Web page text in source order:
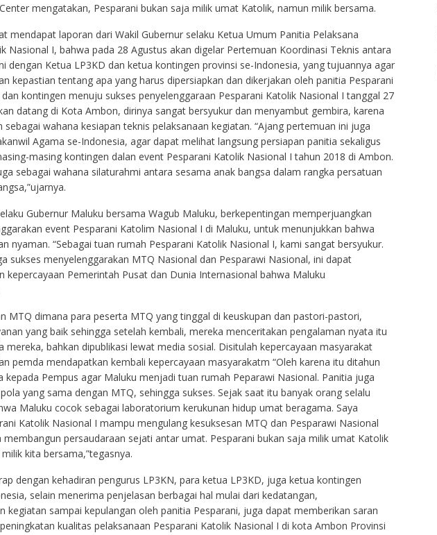
mengatakan, Pesparani bukan saja milik umat Katolik, namun milik bersama.
mendapat laporan dari Wakil Gubernur selaku Ketua Umum Panitia Pelaksana
Nasional I, bahwa pada 28 Agustus akan digelar Pertemuan Koordinasi Teknis antara
dengan Ketua LP3KD dan ketua kontingen provinsi se-Indonesia, yang tujuannya agar
kepastian tentang apa yang harus dipersiapkan dan dikerjakan oleh panitia Pesparani
kontingen menuju sukses penyelenggaraan Pesparani Katolik Nasional I tanggal 27
datang di Kota Ambon, dirinya sangat bersyukur dan menyambut gembira, karena
sebagai wahana kesiapan teknis pelaksanaan kegiatan. “Ajang pertemuan ini juga
Agama se-Indonesia, agar dapat melihat langsung persiapan panitia sekaligus
masing kontingen dalan event Pesparani Katolik Nasional I tahun 2018 di Ambon.
sebagai wahana silaturahmi antara sesama anak bangsa dalam rangka persatuan
Gubernur Maluku bersama Wagub Maluku, berkepentingan memperjuangkan
event Pesparani Katolim Nasional I di Maluku, untuk menunjukkan bahwa
nyaman. “Sebagai tuan rumah Pesparani Katolik Nasional I, kami sangat bersyukur.
sukses menyelenggarakan MTQ Nasional dan Pesparawi Nasional, ini dapat
kepercayaan Pemerintah Pusat dan Dunia Internasional bahwa Maluku
MTQ dimana para peserta MTQ yang tinggal di keuskupan dan pastori-pastori,
yang baik sehingga setelah kembali, mereka menceritakan pengalaman nyata itu
mereka, bahkan dipublikasi lewat media sosial. Disitulah kepercayaan masyarakat
pemda mendapatkan kembali kepercayaan masyarakatm “Oleh karena itu ditahun
kepada Pempus agar Maluku menjadi tuan rumah Peparawi Nasional. Panitia juga
yang sama dengan MTQ, sehingga sukses. Sejak saat itu banyak orang selalu
Maluku cocok sebagai laboratorium kerukunan hidup umat beragama. Saya
Katolik Nasional I mampu mengulang kesuksesan MTQ dan Pesparawi Nasional
membangun persaudaraan sejati antar umat. Pesparani bukan saja milik umat Katolik
kita bersama,”tegasnya.
dengan kehadiran pengurus LP3KN, para ketua LP3KD, juga ketua kontingen
selain menerima penjelasan berbagai hal mulai dari kedatangan,
kegiatan sampai kepulangan oleh panitia Pesparani, juga dapat memberikan saran
kualitas pelaksanaan Pesparani Katolik Nasional I di kota Ambon Provinsi